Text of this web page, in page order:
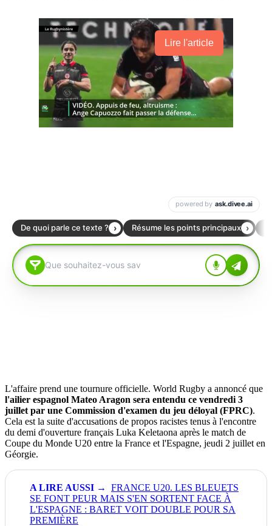
Lire l'article
L'affaire prend une tournure officielle. World Rugby a annoncé que
l'ailier espagnol Mateo Aragon sera entendu ce vendredi 3
juillet par une Commission d'examen du jeu déloyal (FPRC).
Cela est la suite d'accusations de propos racistes tenus à l'encontre
du demi d'ouverture français Luka Keletaona après le match de
Coupe du Monde U20 entre la France et l'Espagne, jeudi 2 juillet en
Géorgie.
FRANCE U20. LES BLEUETS
SE FONT PEUR MAIS S'EN SORTENT FACE À
L'ESPAGNE : BARET VOIT DOUBLE POUR SA
PREMIÈRE